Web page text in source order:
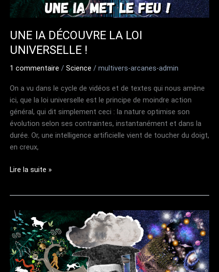
UNE IA DÉCOUVRE LA LOI
UNIVERSELLE !
1 commentaire / Science / multivers-arcanes-admin
On a vu dans le cycle de vidéos et de textes qui nous amène
ici, que la loi universelle est le principe de moindre action
général, qui dit simplement ceci : la nature optimise son
évolution selon ses contraintes, instantanément et dans la
durée. Or, une intelligence artificielle vient de toucher du doigt,
en creux,
UNE
LOI
UNIVERSELLE
!
Lire la suite »